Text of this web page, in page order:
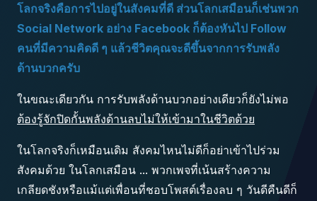
โลกจริงคือการไปอยู่ในสังคมที่ดี ส่วนโลกเสมือนก็เช่นพวก
Social Network อย่าง Facebook ก็ต้องหันไป Follow
คนที่มีความคิดดี ๆ แล้วชีวิตคุณจะดีขึ้นจากการรับพลัง
ด้านบวกครับ
ในขณะเดียวกัน การรับพลังด้านบวกอย่างเดียวก็ยังไม่พอ
ต้องรู้จักปิดกั้นพลังด้านลบไม่ให้เข้ามาในชีวิตด้วย
ในโลกจริงก็เหมือนเดิม สังคมไหนไม่ดีก็อย่าเข้าไปร่วม
สังคมด้วย ในโลกเสมือน ... พวกเพจที่เน้นสร้างความ
เกลียดชังหรือแม้แต่เพื่อนที่ชอบโพสต์เรื่องลบ ๆ วันดีคืนดีก็